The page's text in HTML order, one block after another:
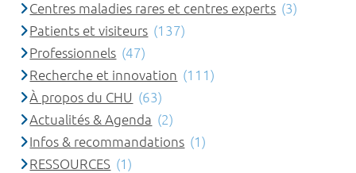
Centres maladies rares et centres experts (3)
Patients et visiteurs (137)
Professionnels (47)
Recherche et innovation (111)
À propos du CHU (63)
Actualités & Agenda (2)
Infos & recommandations (1)
RESSOURCES (1)